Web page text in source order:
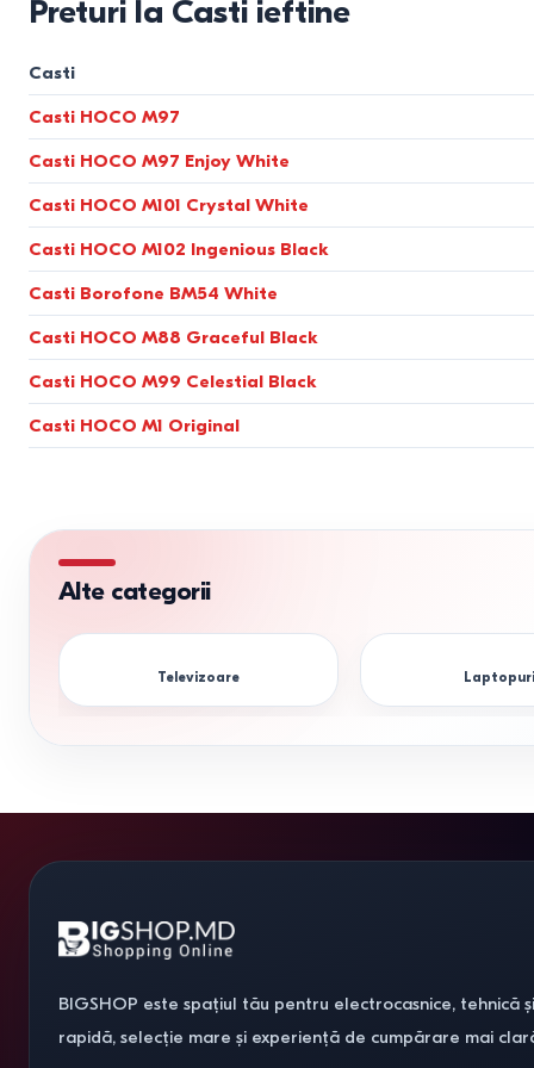
Preturi la Casti ieftine
Casti
Casti HOCO M97
Casti HOCO M97 Enjoy White
Casti HOCO M101 Crystal White
Casti HOCO M102 Ingenious Black
Casti Borofone BM54 White
Casti HOCO M88 Graceful Black
Casti HOCO M99 Celestial Black
Casti HOCO M1 Original
Alte categorii
Televizoare Laptopuri
BIGSHOP este spațiul tău pentru electrocasnice, tehnică
rapidă, selecție mare și experiență de cumpărare mai